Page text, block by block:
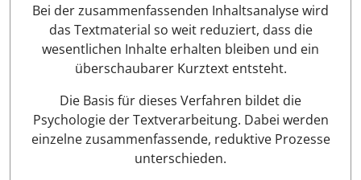
Bei der zusammenfassenden Inhaltsanalyse wird
das Textmaterial so weit reduziert, dass die
wesentlichen Inhalte erhalten bleiben und ein
überschaubarer Kurztext entsteht.
Die Basis für dieses Verfahren bildet die
Psychologie der Textverarbeitung. Dabei werden
einzelne zusammenfassende, reduktive Prozesse
unterschieden.